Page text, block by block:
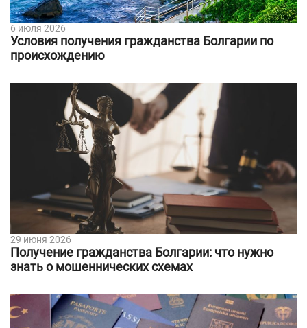
6 июля 2026
Условия получения гражданства Болгарии по
происхождению
29 июня 2026
Получение гражданства Болгарии: что нужно
знать о мошеннических схемах